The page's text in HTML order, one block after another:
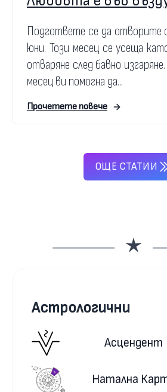
Подгответе се да отворите
юни. Този месец се усеща
отваряне след бавно
месец ви помогна да...
Прочетете повече
ОЩЕ СТАТИИ
Астрологични
Асцендент
Натална